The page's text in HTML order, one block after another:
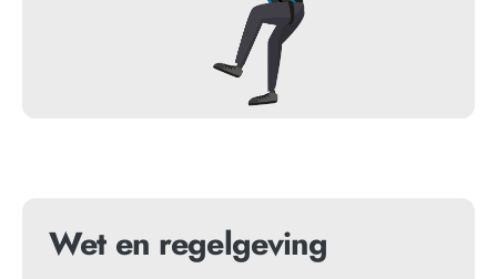
Wet en regelgeving